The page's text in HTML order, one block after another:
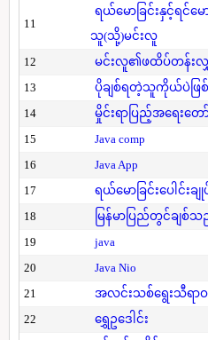
11
ရယ်မောခြင်းနှင့်ရင်မ
သူ(သို့)မင်းလူ
12 မင်းလူ၏ဖထိပ်တန်းလ
13
ပိုချစ်ရတဲ့သူကိုယ်ပဲဖြစ်
14
မှိုင်းရာပြည့်အရေးတေ
15
Java comp
16
Java App
17
ရယ်မောခြင်းပေါင်းချု
18
မြန်မာပြည်တွင်ချစ်
19
java
20
Java Nio
21
အလင်းသစ်ရွေးသီရာဝ
22
ရွှေဥဒေါင်း